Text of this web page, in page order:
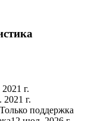
г.
2021 г.
Только поддержка